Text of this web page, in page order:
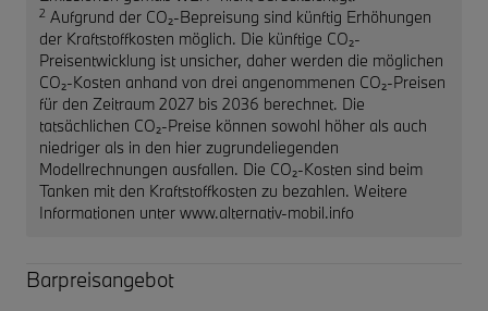
2 Aufgrund der CO₂-Bepreisung sind künftig Erhöhungen
der Kraftstoffkosten möglich. Die künftige CO₂-
Preisentwicklung ist unsicher, daher werden die möglichen
CO₂-Kosten anhand von drei angenommenen CO₂-Preisen
für den Zeitraum 2027 bis 2036 berechnet. Die
tatsächlichen CO₂-Preise können sowohl höher als auch
niedriger als in den hier zugrundeliegenden
Modellrechnungen ausfallen. Die CO₂-Kosten sind beim
Tanken mit den Kraftstoffkosten zu bezahlen. Weitere
Informationen unter www.alternativ-mobil.info
Barpreisangebot